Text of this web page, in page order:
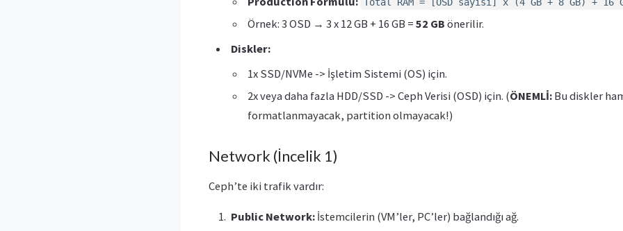
Örnek: 3 OSD → 3 x 12 GB + 16 GB = 52 GB önerilir.
Diskler:
1x SSD/NVMe -> İşletim Sistemi (OS) için.
2x veya daha fazla HDD/SSD -> Ceph Verisi (OSD) için. (ÖNEMLİ: Bu diskler
formatlanmayacak, partition olmayacak!)
Network (İncelik 1)
Ceph’te iki trafik vardır:
Public Network: İstemcilerin (VM’ler, PC’ler) bağlandığı ağ.